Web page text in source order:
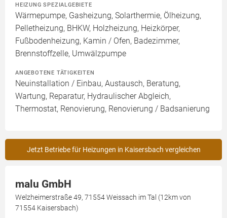
HEIZUNG SPEZIALGEBIETE
Wärmepumpe, Gasheizung, Solarthermie, Ölheizung,
Pelletheizung, BHKW, Holzheizung, Heizkörper,
Fußbodenheizung, Kamin / Ofen, Badezimmer,
Brennstoffzelle, Umwälzpumpe
ANGEBOTENE TÄTIGKEITEN
Neuinstallation / Einbau, Austausch, Beratung,
Wartung, Reparatur, Hydraulischer Abgleich,
Thermostat, Renovierung, Renovierung / Badsanierung
Jetzt Betriebe für Heizungen in Kaisersbach vergleichen
malu GmbH
Welzheimerstraße 49, 71554 Weissach im Tal (12km von
71554 Kaisersbach)